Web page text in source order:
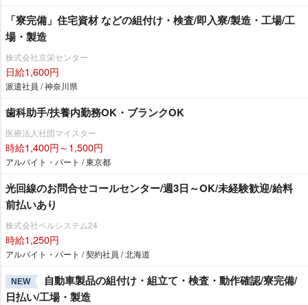
「寮完備」住宅資材 などの組付け・検査/即入寮/製造・工場/工
場・製造
株式会社京栄センター
日給1,600円
派遣社員 / 神奈川県
歯科助手/扶養内勤務OK・ブランクOK
医療法人社団マイスター
時給1,400円～1,500円
アルバイト・パート / 東京都
光回線のお問合せコールセンター/週3日～OK/未経験歓迎/給料
前払いあり
株式会社ベルシステム24
時給1,250円
アルバイト・パート / 契約社員 / 北海道
NEW
自動車製品の組付け・組立て・検査・動作確認/寮完備/
日払い/工場・製造